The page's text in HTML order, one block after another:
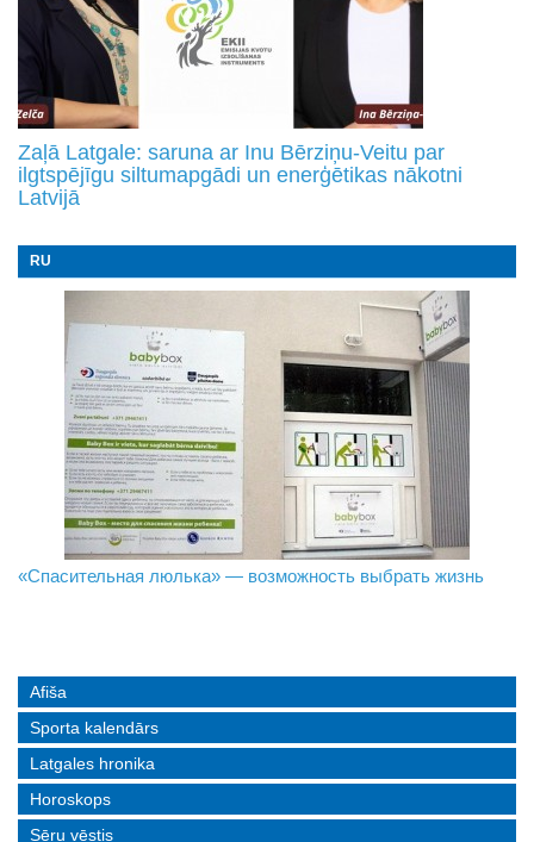
Zaļā Latgale: saruna ar Inu Bērziņu-Veitu par
ilgtspējīgu siltumapgādi un enerģētikas nākotni
Latvijā
RU
В Даугавпилсе определили сильнейших в пляжном
«Спасительная люлька» — возможность выбрать жизнь
Новое поколение пограничников: Даугавпилсское
Afiša
Sporta kalendārs
Latgales hronika
Horoskops
Sēru vēstis